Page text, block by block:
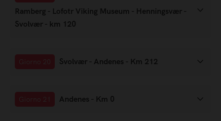
Ramberg - Lofotr Viking Museum - Henningsvær -
Svolvær - km 120
Giorno 20 Svolvær - Andenes - Km 212
Giorno 21 Andenes - Km 0